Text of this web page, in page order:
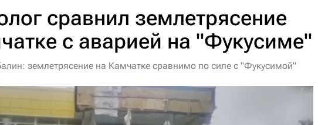
сравнил землетрясение
с аварией на "Фукусиме"
землетрясение на Камчатке сравнимо по силе с "Фукусимой"